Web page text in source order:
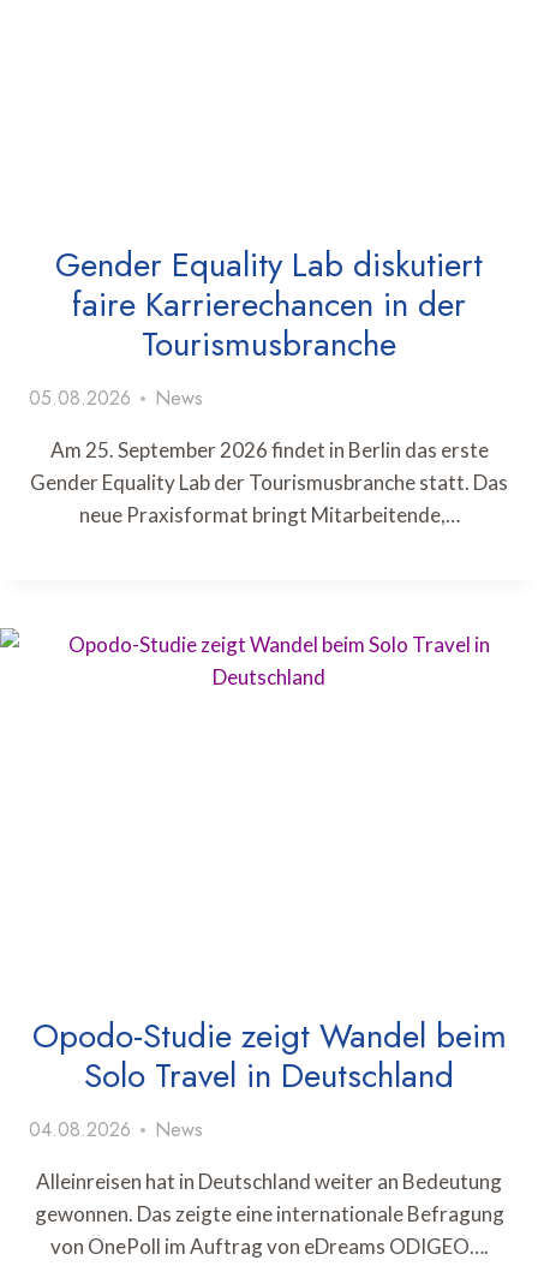
Gender Equality Lab diskutiert
faire Karrierechancen in der
Tourismusbranche
05.08.2026 News
Am 25. September 2026 findet in Berlin das erste
Gender Equality Lab der Tourismusbranche statt. Das
neue Praxisformat bringt Mitarbeitende,…
Opodo-Studie zeigt Wandel beim
Solo Travel in Deutschland
04.08.2026 News
Alleinreisen hat in Deutschland weiter an Bedeutung
gewonnen. Das zeigte eine internationale Befragung
von OnePoll im Auftrag von eDreams ODIGEO….